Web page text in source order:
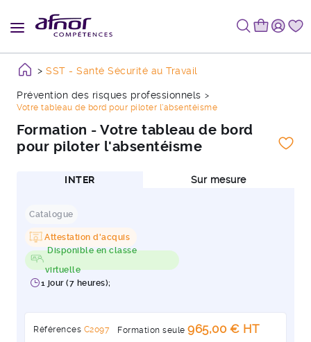
SST - Santé Sécurité au Travail
Prévention des risques professionnels
Votre tableau de bord pour piloter l'absentéisme
Formation - Votre tableau de bord
pour piloter l'absentéisme
INTER Sur mesure
Catalogue
Attestation d'acquis
Disponible en classe
virtuelle
1 jour (7 heures);
Références C2097 Formation seule 965,00 € HT